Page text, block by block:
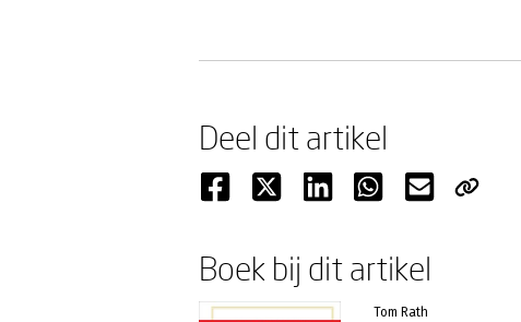
Deel dit artikel
Boek bij dit artikel
Tom Rath